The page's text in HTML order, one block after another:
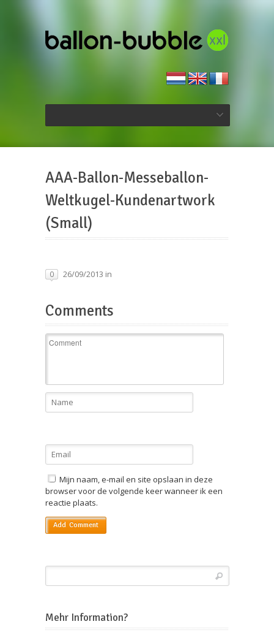
AAA-Ballon-Messeballon-
Weltkugel-Kundenartwork
(Small)
0 26/09/2013 in
Comments
Mijn naam, e-mail en site opslaan in deze
browser voor de volgende keer wanneer ik een
reactie plaats.
Mehr Information?